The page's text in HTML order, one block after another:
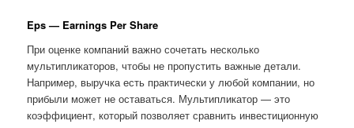
Eps — Earnings Per Share
При оценке компаний важно сочетать несколько
мультипликаторов, чтобы не пропустить важные детали.
Например, выручка есть практически у любой компании, но
прибыли может не оставаться. Мультипликатор — это
коэффициент, который позволяет сравнить инвестиционную